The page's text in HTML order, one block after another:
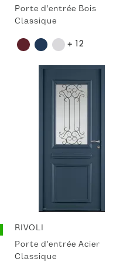
Porte d'entrée Bois
Classique
+ 12
RIVOLI
Porte d'entrée Acier
Classique